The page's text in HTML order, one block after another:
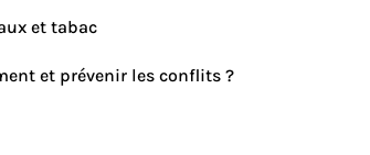
et tabac
et prévenir les conflits ?